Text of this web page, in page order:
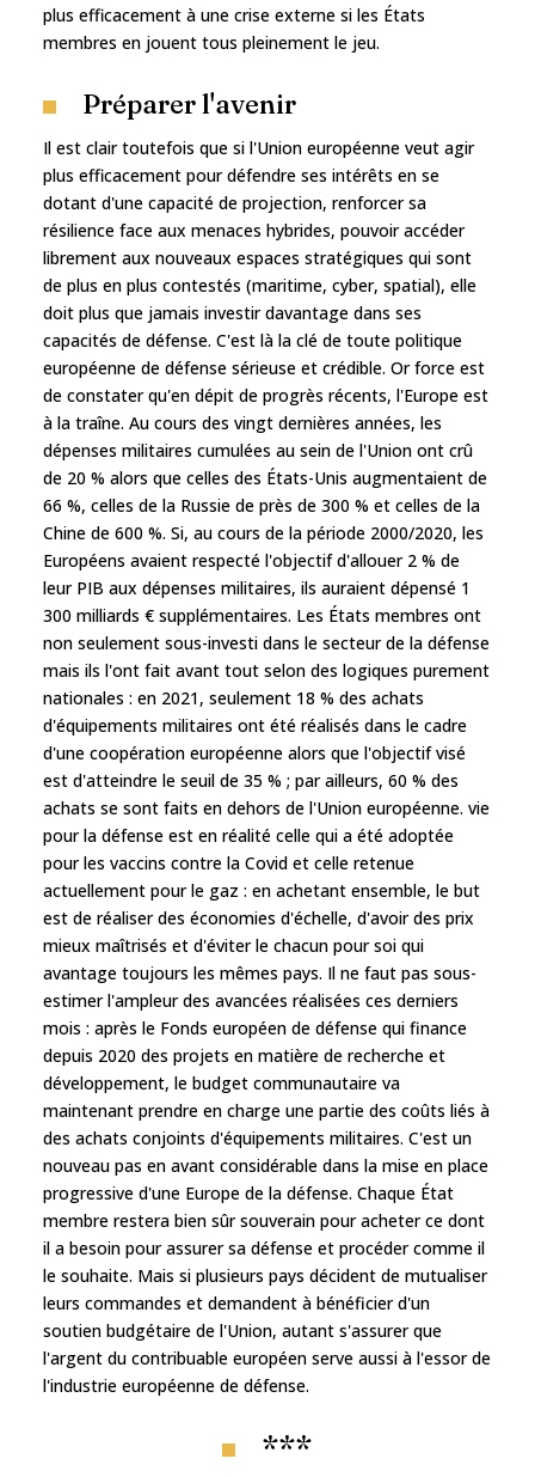
plus efficacement à une crise externe si les États
membres en jouent tous pleinement le jeu.
Préparer l'avenir
Il est clair toutefois que si l'Union européenne veut agir
plus efficacement pour défendre ses intérêts en se
dotant d'une capacité de projection, renforcer sa
résilience face aux menaces hybrides, pouvoir accéder
librement aux nouveaux espaces stratégiques qui sont
de plus en plus contestés (maritime, cyber, spatial), elle
doit plus que jamais investir davantage dans ses
capacités de défense. C'est là la clé de toute politique
européenne de défense sérieuse et crédible. Or force est
de constater qu'en dépit de progrès récents, l'Europe est
à la traîne. Au cours des vingt dernières années, les
dépenses militaires cumulées au sein de l'Union ont crû
de 20 % alors que celles des États-Unis augmentaient de
66 %, celles de la Russie de près de 300 % et celles de la
Chine de 600 %. Si, au cours de la période 2000/2020, les
Européens avaient respecté l'objectif d'allouer 2 % de
leur PIB aux dépenses militaires, ils auraient dépensé 1
300 milliards € supplémentaires. Les États membres ont
non seulement sous-investi dans le secteur de la défense
mais ils l'ont fait avant tout selon des logiques purement
nationales : en 2021, seulement 18 % des achats
d'équipements militaires ont été réalisés dans le cadre
d'une coopération européenne alors que l'objectif visé
est d'atteindre le seuil de 35 % ; par ailleurs, 60 % des
achats se sont faits en dehors de l'Union européenne. vie
pour la défense est en réalité celle qui a été adoptée
pour les vaccins contre la Covid et celle retenue
actuellement pour le gaz : en achetant ensemble, le but
est de réaliser des économies d'échelle, d'avoir des prix
mieux maîtrisés et d'éviter le chacun pour soi qui
avantage toujours les mêmes pays. Il ne faut pas sous-
estimer l'ampleur des avancées réalisées ces derniers
mois : après le Fonds européen de défense qui finance
depuis 2020 des projets en matière de recherche et
développement, le budget communautaire va
maintenant prendre en charge une partie des coûts liés à
des achats conjoints d'équipements militaires. C'est un
nouveau pas en avant considérable dans la mise en place
progressive d'une Europe de la défense. Chaque État
membre restera bien sûr souverain pour acheter ce dont
il a besoin pour assurer sa défense et procéder comme il
le souhaite. Mais si plusieurs pays décident de mutualiser
leurs commandes et demandent à bénéficier d'un
soutien budgétaire de l'Union, autant s'assurer que
l'argent du contribuable européen serve aussi à l'essor de
l'industrie européenne de défense.
***